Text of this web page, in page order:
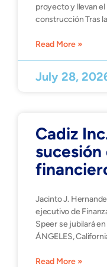
proyecto y llevan
construcción Tras la
Read More »
July 28,
Cadiz
Jacinto J.
ejecutivo de
Speer se jubilará
ÁNGELES,
Read More »